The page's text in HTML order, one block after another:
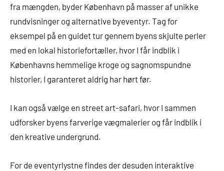
fra mængden, byder København på masser af unikke
rundvisninger og alternative byeventyr. Tag for
eksempel på en guidet tur gennem byens skjulte perler
med en lokal historiefortæller, hvor I får indblik i
Københavns hemmelige kroge og sagnomspundne
historier, I garanteret aldrig har hørt før.
I kan også vælge en street art-safari, hvor I sammen
udforsker byens farverige vægmalerier og får indblik i
den kreative undergrund.
For de eventyrlystne findes der desuden interaktive